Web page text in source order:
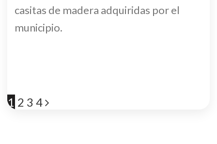
casitas de madera adquiridas por el
municipio.
1 2 3 4